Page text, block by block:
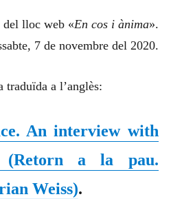
del lloc web «En cos i ànima».
7 de novembre del 2020.
traduïda a l’anglès:
An interview with
(Retorn a la pau.
Weiss).